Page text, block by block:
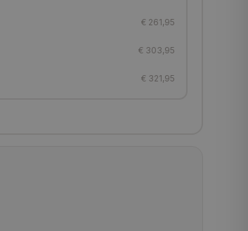
€ 261,95
€ 303,95
€ 321,95